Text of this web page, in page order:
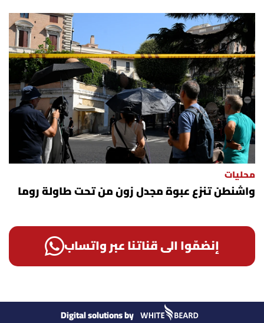
محليات
واشنطن تنزع عبوة مجدل زون من تحت طاولة روما
إنضمّوا الى قناتنا عبر واتساب
Digital solutions by